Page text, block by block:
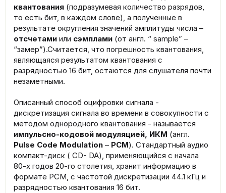
квантования (подразумевая количество разрядов,
то есть бит, в каждом слове), а полученные в
результате округления значений амплитуды числа –
отсчетами или сэмплами (от англ. “ sample” –
“замер”).Считается, что погрешность квантования,
являющаяся результатом квантования с
разрядностью 16 бит, остаются для слушателя почти
незаметными.
Описанный способ оцифровки сигнала -
дискретизация сигнала во времени в совокупности с
методом однородного квантования - называется
импульсно-кодовой модуляцией, ИКМ (англ.
Pulse Code Modulation – PCM). Стандартный аудио
компакт-диск ( CD- DA), применяющийся с начала
80-х годов 20-го столетия, хранит информацию в
формате PCM, с частотой дискретизации 44.1 кГц и
разрядностью квантования 16 бит.